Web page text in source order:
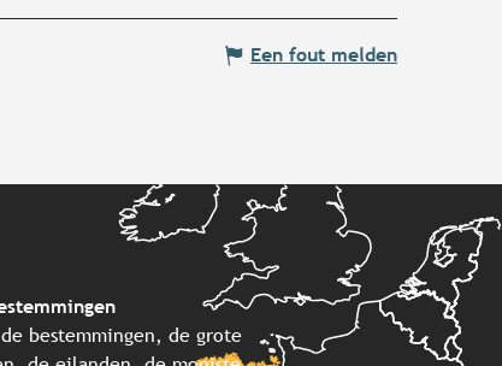
Een fout melden
bestemmingen, de grote